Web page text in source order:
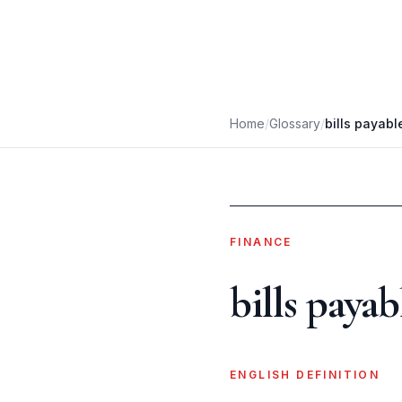
Home/Glossary/bills
FINANCE
bills
ENGLISH DEFINITION